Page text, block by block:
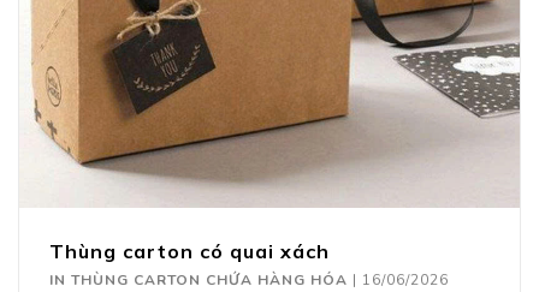
Thùng carton có quai xách
IN THÙNG CARTON CHỨA HÀNG HÓA | 16/06/2026